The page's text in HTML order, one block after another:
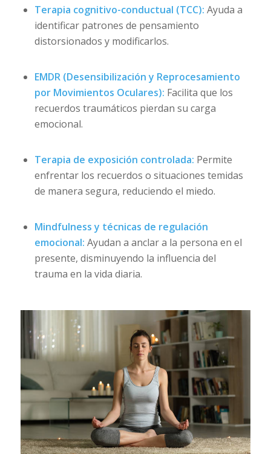
Terapia cognitivo-conductual (TCC): Ayuda a
identificar patrones de pensamiento
distorsionados y modificarlos.
EMDR (Desensibilización y Reprocesamiento
por Movimientos Oculares): Facilita que los
recuerdos traumáticos pierdan su carga
emocional.
Terapia de exposición controlada: Permite
enfrentar los recuerdos o situaciones temidas
de manera segura, reduciendo el miedo.
Mindfulness y técnicas de regulación
emocional: Ayudan a anclar a la persona en el
presente, disminuyendo la influencia del
trauma en la vida diaria.